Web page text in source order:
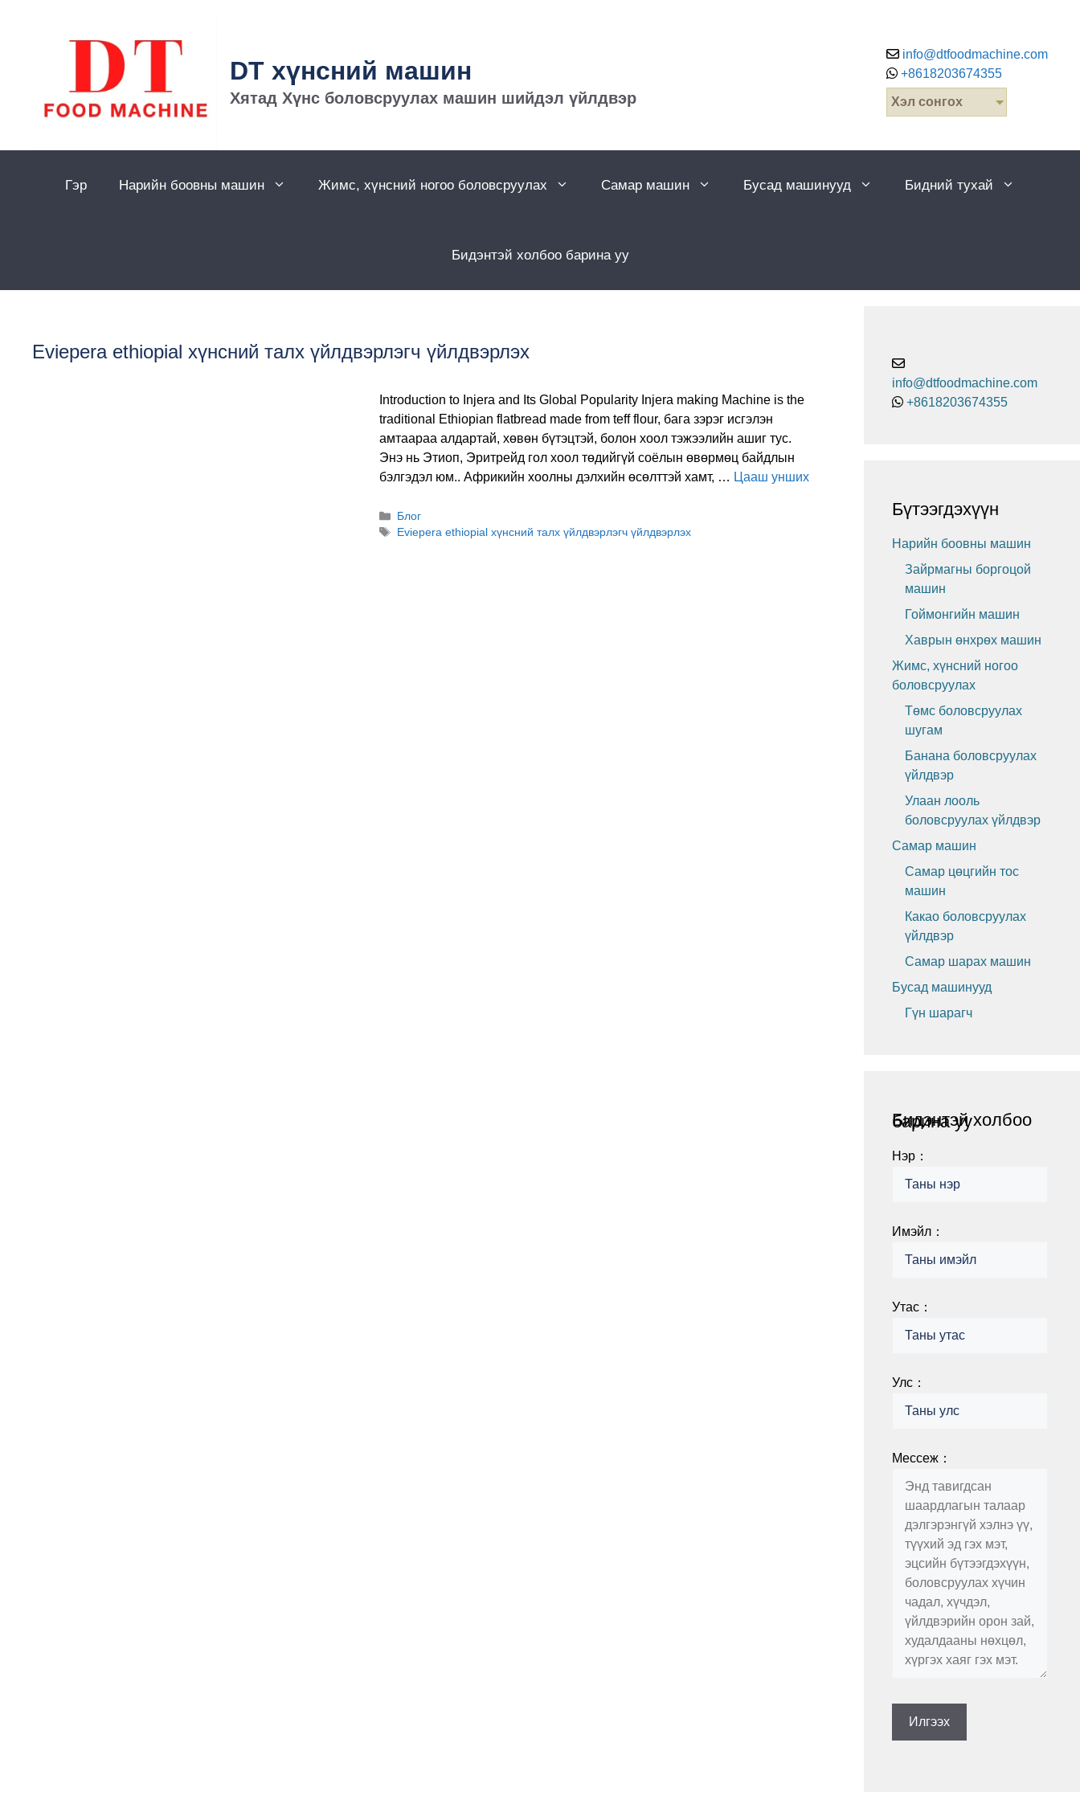
DT хүнсний машин
Хятад Хүнс боловсруулах машин шийдэл үйлдвэр
info@dtfoodmachine.com
+8618203674355
Хэл сонгох
Гэр Нарийн боовны машин Жимс, хүнсний ногоо боловсруулах Самар машин Бусад машинууд Бидний тухай
Бидэнтэй холбоо барина уу
Eviepera ethiopial хүнсний талх үйлдвэрлэгч үйлдвэрлэх
Introduction to Injera and Its Global Popularity Injera making Machine is the
traditional Ethiopian flatbread made from teff flour, бага зэрэг исгэлэн
амтаараа алдартай, хөвөн бүтэцтэй, болон хоол тэжээлийн ашиг тус.
Энэ нь Этиоп, Эритрейд гол хоол төдийгүй соёлын өвөрмөц байдлын
бэлгэдэл юм.. Африкийн хоолны дэлхийн өсөлттэй хамт, … Цааш унших
Ангилал
Блог
Шошго
Eviepera ethiopial хүнсний талх үйлдвэрлэгч үйлдвэрлэх
info@dtfoodmachine.com
+8618203674355
Бүтээгдэхүүн
Нарийн боовны машин
Зайрмагны боргоцой
машин
Гоймонгийн машин
Хаврын өнхрөх машин
Жимс, хүнсний ногоо
боловсруулах
Төмс боловсруулах
шугам
Банана боловсруулах
үйлдвэр
Улаан лооль
боловсруулах үйлдвэр
Самар машин
Самар цөцгийн тос
машин
Какао боловсруулах
үйлдвэр
Самар шарах машин
Бусад машинууд
Гүн шарагч
Бидэнтэй холбоо барина уу
Нэр：
Имэйл：
Утас：
Улс：
Мессеж：